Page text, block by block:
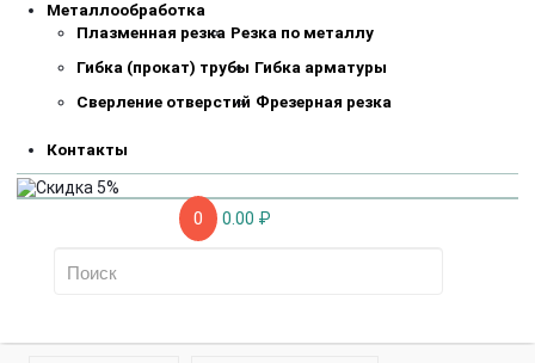
Металлообработка
Плазменная резка Резка по металлу
Гибка (прокат) трубы Гибка арматуры
Сверление отверстий Фрезерная резка
Контакты
0 0.00 ₽